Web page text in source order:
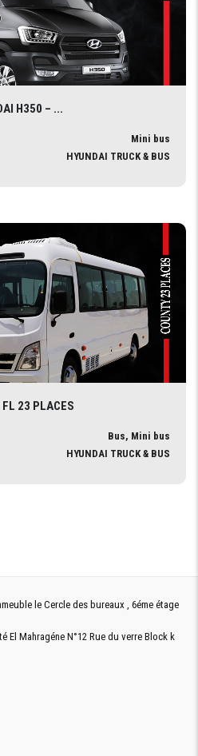
H350 – ...
Mini bus
HYUNDAI TRUCK & BUS
FL 23 PLACES
Bus, Mini bus
HYUNDAI TRUCK & BUS
le Cercle des bureaux , 6éme étage
El Mahragéne N°12 Rue du verre Block k